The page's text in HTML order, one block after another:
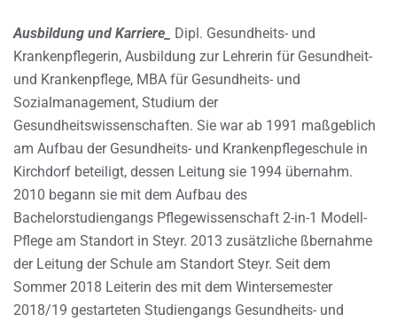
Ausbildung und Karriere_
Dipl. Gesundheits- und
Krankenpflegerin, Ausbildung zur Lehrerin für Gesundheit-
und Krankenpflege, MBA für Gesundheits- und
Sozialmanagement, Studium der
Gesundheitswissenschaften. Sie war ab 1991 maßgeblich
am Aufbau der Gesundheits- und Krankenpflegeschule in
Kirchdorf beteiligt, dessen Leitung sie 1994 übernahm.
2010 begann sie mit dem Aufbau des
Bachelorstudiengangs Pflegewissenschaft 2-in-1 Modell-
Pflege am Standort in Steyr. 2013 zusätzliche ßbernahme
der Leitung der Schule am Standort Steyr. Seit dem
Sommer 2018 Leiterin des mit dem Wintersemester
2018/19 gestarteten Studiengangs Gesundheits- und